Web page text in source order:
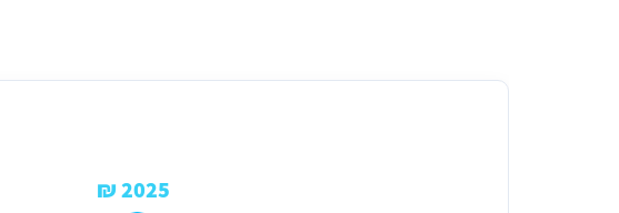
2025 ₪